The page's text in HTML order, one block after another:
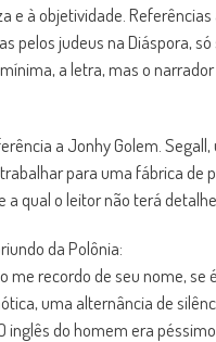
à objetividade.
pelos judeus na Diáspora,
a letra, mas o
a Jonhy Golem.
para uma fábrica de
qual o leitor não terá
da Polônia:
recordo de seu nome, se
uma alternância de
do homem era